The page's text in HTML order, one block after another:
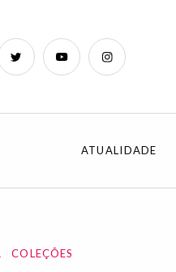
ATUALIDADE
COLEÇÕES